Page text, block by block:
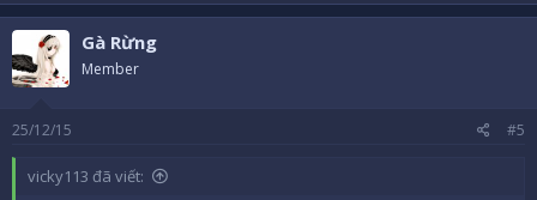
Gà Rừng
Member
25/12/15 #5
vicky113 đã viết: